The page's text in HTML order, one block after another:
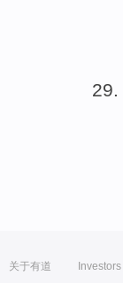
关于有道 Investors